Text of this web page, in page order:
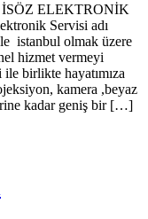
ELEKTRONİK
Servisi adı
istanbul olmak üzere
hizmet vermeyi
birlikte hayatımıza
kamera ,beyaz
kadar geniş bir […]